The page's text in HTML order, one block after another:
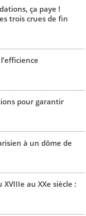
ça paye !
trois crues de fin
pour garantir
à un dôme de
au XXe siècle :